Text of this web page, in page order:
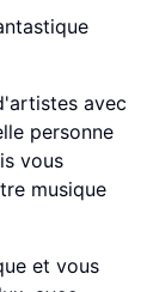
avec
personne
vous
musique
et vous